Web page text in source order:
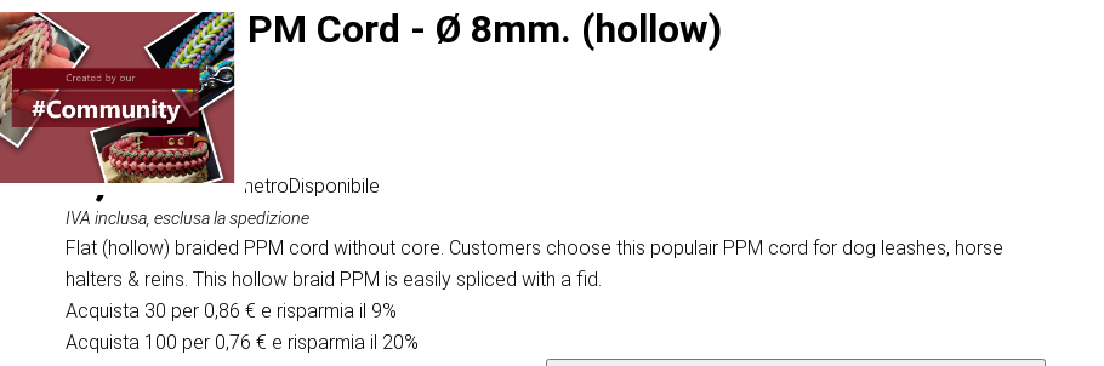
The 70's PPM Cord - Ø 8mm. (hollow)
Articolo# MT010981
0,95 €/ al metroDisponibile
IVA inclusa, esclusa la spedizione
Flat (hollow) braided PPM cord without core. Customers choose this populair PPM cord for dog leashes, horse
halters & reins. This hollow braid PPM is easily spliced with a fid.
Acquista 30 per 0,86 € e risparmia il 9%
Acquista 100 per 0,76 € e risparmia il 20%